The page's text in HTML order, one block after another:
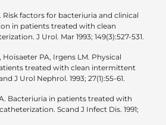
Risk factors for bacteriuria and clinical
in patients treated with clean
J Urol. Mar 1993; 149(3):527-531.
Hoisaeter PA, Irgens LM. Physical
treated with clean intermittent
J Urol Nephrol. 1993; 27(1):55-61.
Bacteriuria in patients treated with
Scand J Infect Dis. 1991;